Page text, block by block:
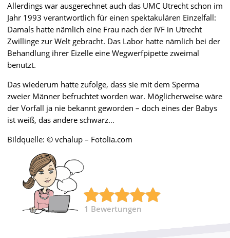
Allerdings war ausgerechnet auch das UMC Utrecht schon im
Jahr 1993 verantwortlich für einen spektakulären Einzelfall:
Damals hatte nämlich eine Frau nach der IVF in Utrecht
Zwillinge zur Welt gebracht. Das Labor hatte nämlich bei der
Behandlung ihrer Eizelle eine Wegwerfpipette zweimal
benutzt.
Das wiederum hatte zufolge, dass sie mit dem Sperma
zweier Männer befruchtet worden war. Möglicherweise wäre
der Vorfall ja nie bekannt geworden – doch eines der Babys
ist weiß, das andere schwarz…
Bildquelle: © vchalup – Fotolia.com
1 Bewertungen